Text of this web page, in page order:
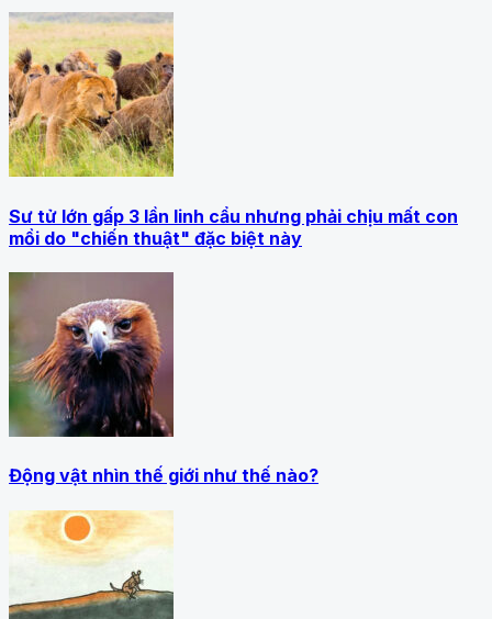
Sư tử lớn gấp 3 lần linh cẩu nhưng phải chịu mất con
mồi do "chiến thuật" đặc biệt này
Động vật nhìn thế giới như thế nào?